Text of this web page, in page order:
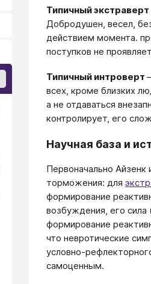
Типичный экстраверт
Добродушен, весел,
действием момента.
поступков не
Типичный интроверт
всех, кроме близких
а не отдаваться
контролирует, его
Научная база и
Первоначально
торможения: для
формирование
возбуждения, его сила
формирование
что невротические
условно-
самоценным.